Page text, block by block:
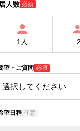
人数 必須
1人
望・ご質問 必須
望日程 任意